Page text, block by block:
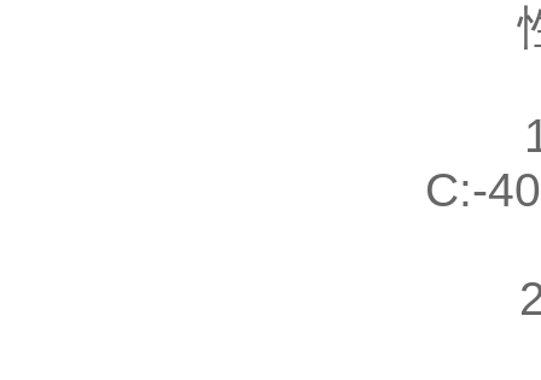
性
1.
C:-
2.